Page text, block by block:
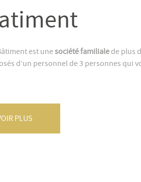
est unesociété familiale de plus
d’un personnel de 3 personnes qui
PLUS